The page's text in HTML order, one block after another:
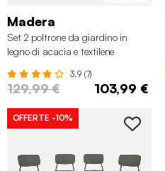
Madera
Set 2 poltrone da giardino in
legno di acacia e textilene
3.9 (7)
129,99 € 103,99 €
OFFERTE -10%